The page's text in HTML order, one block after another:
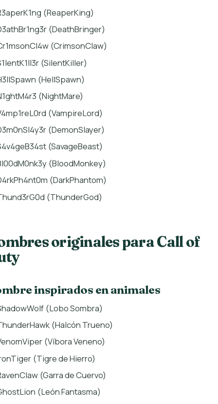
(ReaperKing)
(DeathBringer)
(CrimsonClaw)
(SilentKiller)
(HellSpawn)
(NightMare)
(VampireLord)
(DemonSlayer)
(SavageBeast)
(BloodMonkey)
(DarkPhantom)
(ThunderGod)
originales para Call of
inspirados en animales
(Lobo Sombra)
(Halcón Trueno)
(Víbora Veneno)
(Tigre de Hierro)
(Garra de Cuervo)
(León Fantasma)